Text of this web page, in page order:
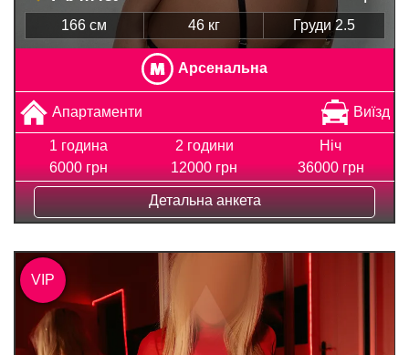
166 см 46 кг Груди 2.5
Арсенальна
Апартаменти Виїзд
1 година
6000 грн
2 години
12000 грн
Ніч
36000 грн
Детальна анкета
VIP